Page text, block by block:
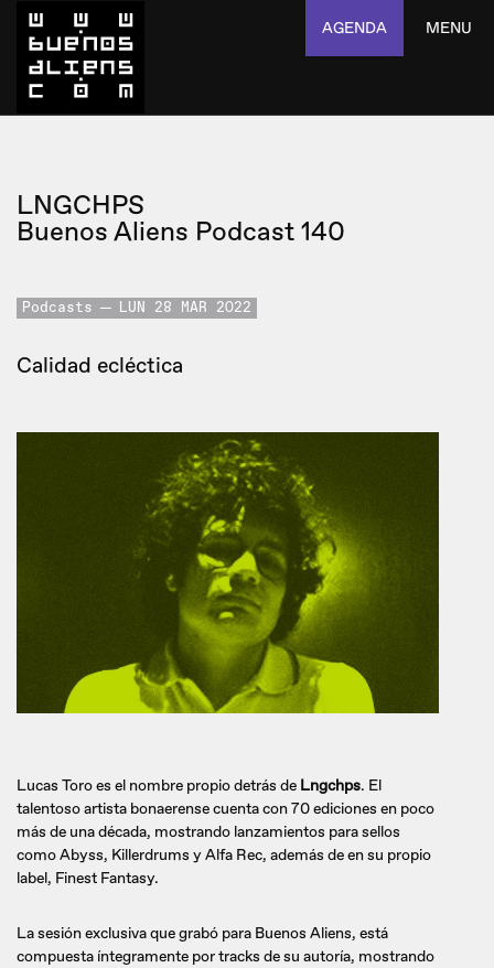
AGENDA MENU
LNGCHPS
Buenos Aliens Podcast 140
Podcasts LUN 28 MAR 2022
Calidad ecléctica
Lucas Toro es el nombre propio detrás de Lngchps. El
talentoso artista bonaerense cuenta con 70 ediciones en poco
más de una década, mostrando lanzamientos para sellos
como Abyss, Killerdrums y Alfa Rec, además de en su propio
label, Finest Fantasy.
La sesión exclusiva que grabó para Buenos Aliens, está
compuesta íntegramente por tracks de su autoría, mostrando